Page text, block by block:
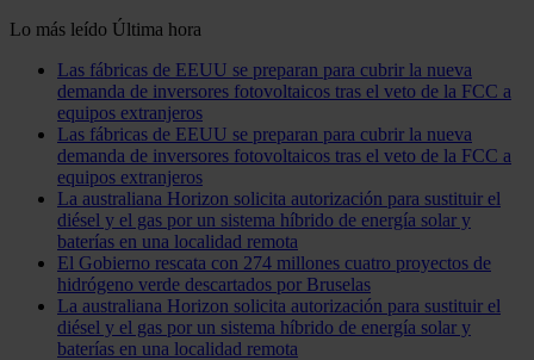
Lo más leído Última hora
Las fábricas de EEUU se preparan para cubrir la nueva
demanda de inversores fotovoltaicos tras el veto de la FCC a
equipos extranjeros
Las fábricas de EEUU se preparan para cubrir la nueva
demanda de inversores fotovoltaicos tras el veto de la FCC a
equipos extranjeros
La australiana Horizon solicita autorización para sustituir el
diésel y el gas por un sistema híbrido de energía solar y
baterías en una localidad remota
El Gobierno rescata con 274 millones cuatro proyectos de
hidrógeno verde descartados por Bruselas
La australiana Horizon solicita autorización para sustituir el
diésel y el gas por un sistema híbrido de energía solar y
baterías en una localidad remota